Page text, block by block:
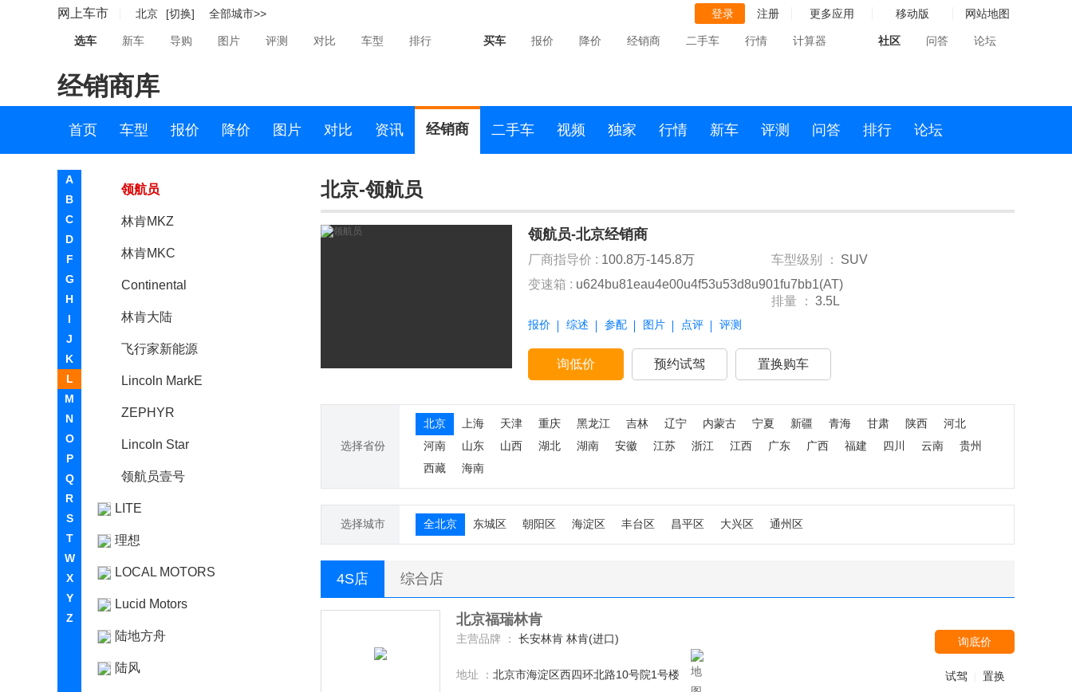
网上车市 北京 [切换] 全部城市>> 登录 注册 更多应用 移动版 网站地图
选车 新车 导购 图片 评测 对比 车型 排行 买车 报价 降价 经销商 二手车 行情 计算器 社区 问答 论坛
经销商库
首页 车型 报价 降价 图片 对比 资讯 经销商 二手车 视频 独家 行情 新车 评测 问答 排行 论坛
A
B
C
D
F
G
H
I
J
K
L
M
N
O
P
Q
R
S
T
W
X
Y
Z
冒险家新能源
林肯Z
林肯(进口)
领航员
林肯MKZ
林肯MKC
Continental
林肯大陆
飞行家新能源
Lincoln MarkE
ZEPHYR
Lincoln Star
领航员壹号
LITE
理想
LOCAL MOTORS
Lucid Motors
陆地方舟
陆风
北京-领航员
领航员-北京经销商
厂商指导价 : 100.8万-145.8万 车型级别 ：
SUV
变速箱 : u624bu81eau4e00u4f53u53d8u901fu7bb1(AT)
排量 ： 3.5L
报价 综述 参配 图片 点评 评测
询低价 预约试驾 置换购车
选择省份
北京 上海 天津 重庆 黑龙江 吉林 辽宁 内蒙古 宁夏 新疆 青海 甘肃 陕西
河北
河南
山东 山西 湖北 湖南 安徽 江苏 浙江 江西 广东 广西 福建 四川 云南
贵州
西藏
海南
选择城市 全北京 东城区 朝阳区 海淀区 丰台区 昌平区 大兴区 通州区
4S店 综合店
北京福瑞林肯
主营品牌 ： 长安林肯 林肯(进口)
地址 ： 北京市海淀区西四环北路10号院1号楼
询底价
试驾 置换